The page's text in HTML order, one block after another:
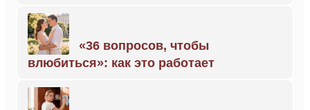
«36 вопросов, чтобы
влюбиться»: как это работает